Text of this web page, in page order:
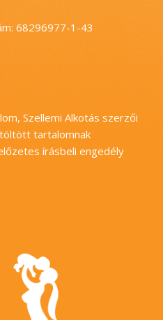
68296977-1-43
Szellemi Alkotás szerzői
tartalomnak
írásbeli engedély